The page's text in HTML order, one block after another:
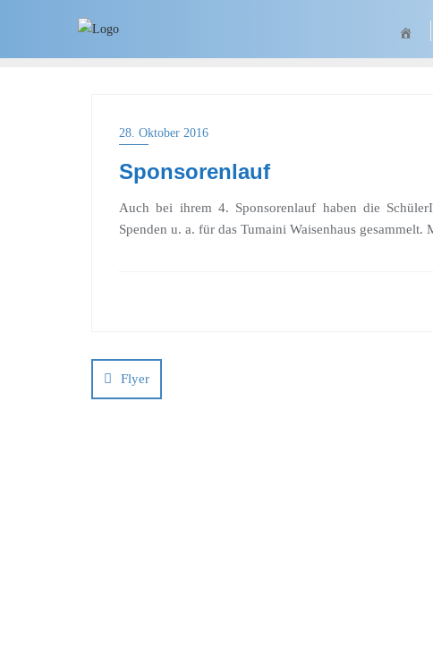
28. Oktober 2016
Sponsorenlauf
Auch bei ihrem 4. Sponsorenlauf haben die
Spenden u. a. für das Tumaini Waisenhaus gesammelt.
Flyer